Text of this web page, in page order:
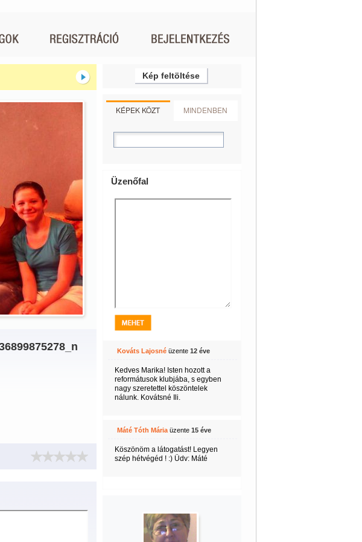
Kép feltöltése
KÉPEK KÖZT MINDENBEN
Üzenőfal
Kováts Lajosnéüzente 12 éve
Kedves Marika! Isten hozott a
reformátusok klubjába, s egyben
nagy szeretettel köszöntelek
nálunk. Kovátsné Ili.
Máté Tóth Máriaüzente 15 éve
Köszönöm a látogatást! Legyen
szép hétvégéd ! :) Üdv: Máté